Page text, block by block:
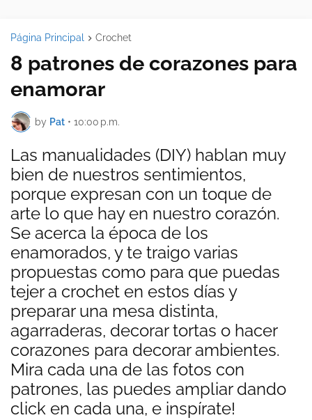
Página Principal Crochet
8 patrones de corazones para
enamorar
by Pat • 10:00 p.m.
Las manualidades (DIY) hablan muy
bien de nuestros sentimientos,
porque expresan con un toque de
arte lo que hay en nuestro corazón.
Se acerca la época de los
enamorados, y te traigo varias
propuestas como para que puedas
tejer a crochet en estos días y
preparar una mesa distinta,
agarraderas, decorar tortas o hacer
corazones para decorar ambientes.
Mira cada una de las fotos con
patrones, las puedes ampliar dando
click en cada una, e inspírate!